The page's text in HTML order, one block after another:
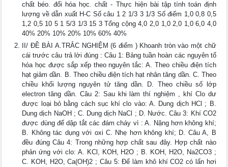
chất béo. đổi hóa học. chất - Thực hiện bài tập tính toán định
lượng về dẫn xuất H-C Số câu 1 2 1/3 3 1/3 Số điểm 1,0 0,8 0,5
1,2 0,5 10 5 1 5/3 1/3 15 3 Tổng cộng 4,0 2,0 1,0 2,0 1,0 6,0 4,0
40% 20% 10% 20% 10% 60% 40%
II/ ĐỀ BÀI A.TRẮC NGHIỆM (6 điểm ) Khoanh tròn vào một chữ
cái trước câu trả lời đúng : Câu 1: Bảng tuần hoàn các nguyên tố
hóa học được sắp xếp theo nguyên tắc: A. Theo chiều điện tích
hạt giảm dần. B. Theo chiều điện tích hạt nhân tăng dần. C. Theo
chiều khối lượng nguyên tử tăng dần. D. Theo chiều số lớp
electron tăng dần. Câu 2: Sau khi làm thí nghiệm , khí Clo dư
được loại bỏ bằng cách sục khí clo vào: A. Dung dịch HCl ; B.
Dung dịch NaOH ; C. Dung dịch NaCl ; D. Nước. Câu 3: Khí CO2
được dùng để dập tắt các đám cháy vì : A. Nặng hơn không khí;
B. Không tác dụng với oxi C. Nhẹ hơn không khí; D. Câu A, B
đều đúng Câu 4: Trong những hợp chất sau đây. Hợp chất nào
phản ứng với clo: A. KCl, KOH, H2O ; B. KOH, H2O, Na2CO3 ;
C. KOH, H2O, Ca(OH)2 ; Câu 5: Để làm khô khí CO2 có lẩn hơi